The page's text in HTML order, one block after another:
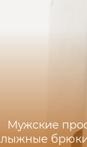
Мужские
лыжные